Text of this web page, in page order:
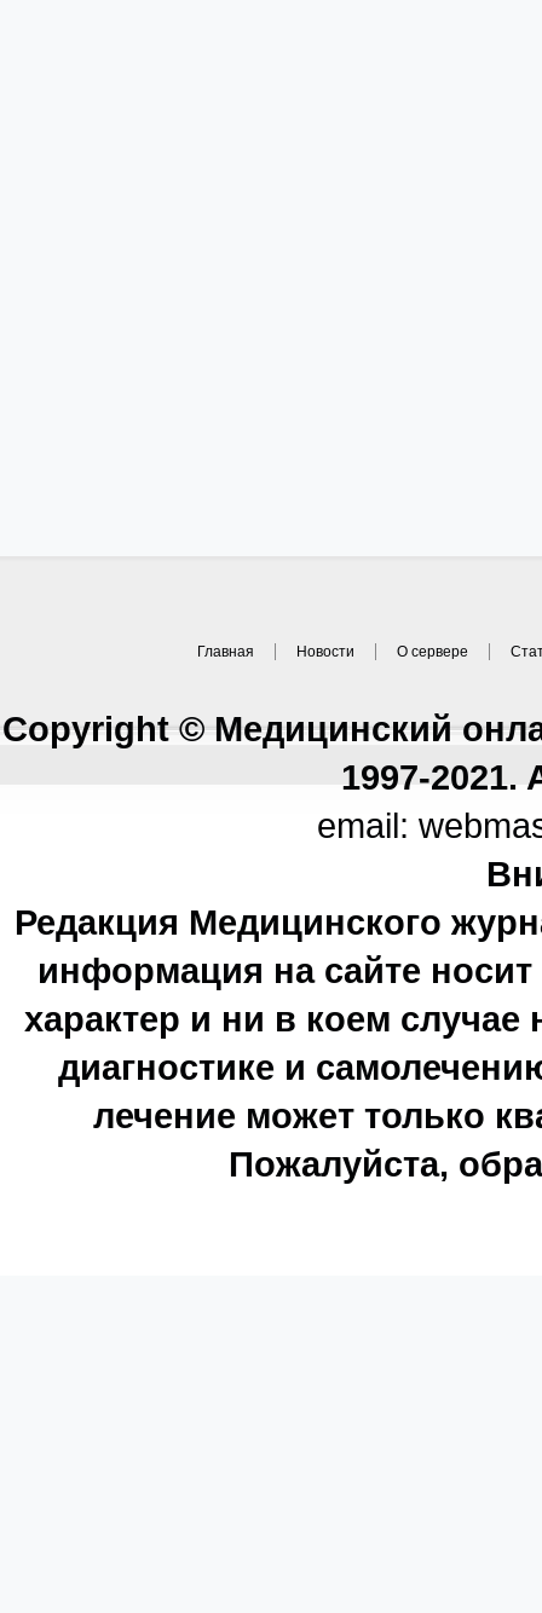
Главная Новости О сервере
Copyright © Медицинский
1997-2021.
email:
Редакция Медицинского
информация на сайте
характер и ни в коем
диагностике и
лечение может только
Пожалуйста,